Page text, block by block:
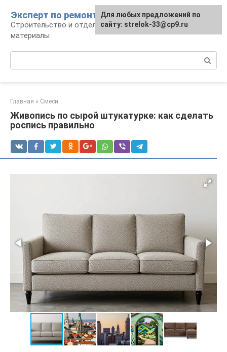
контенту
Эксперт по ремонту
Строительство и отделка: работы и
материалы
Главная » Смеси
Живопись по сырой штукатурке: как сделать
роспись правильно
Для любых предложений по
сайту: strelok-33@cp9.ru
Для любых предложений по
сайту: strelok-33@cp9.ru